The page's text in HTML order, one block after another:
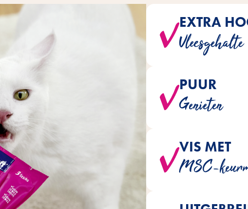
EXTRA
Vleesgehalte
Alle smaken
PUUR
Genieten
-varianten zijn ontwikkeld
VIS MET
MSC-
Voor alle visvarianten